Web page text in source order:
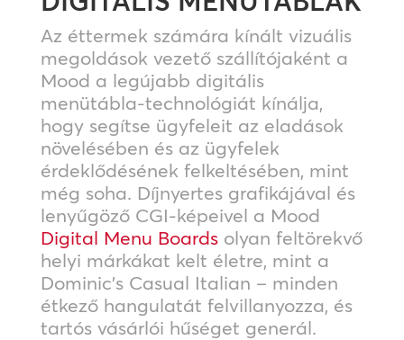
Az éttermek számára kínált vizuális
megoldások vezető szállítójaként a
Mood a legújabb digitális
menütábla-technológiát kínálja,
hogy segítse ügyfeleit az eladások
növelésében és az ügyfelek
érdeklődésének felkeltésében, mint
még soha. Díjnyertes grafikájával és
lenyűgöző CGI-képeivel a Mood
Digital Menu Boardsolyan feltörekvő
helyi márkákat kelt életre, mint a
Dominic’s Casual Italian – minden
étkező hangulatát felvillanyozza, és
tartós vásárlói hűséget generál.